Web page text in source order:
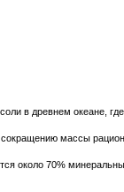
в древнем океане, где
массы
около 70%